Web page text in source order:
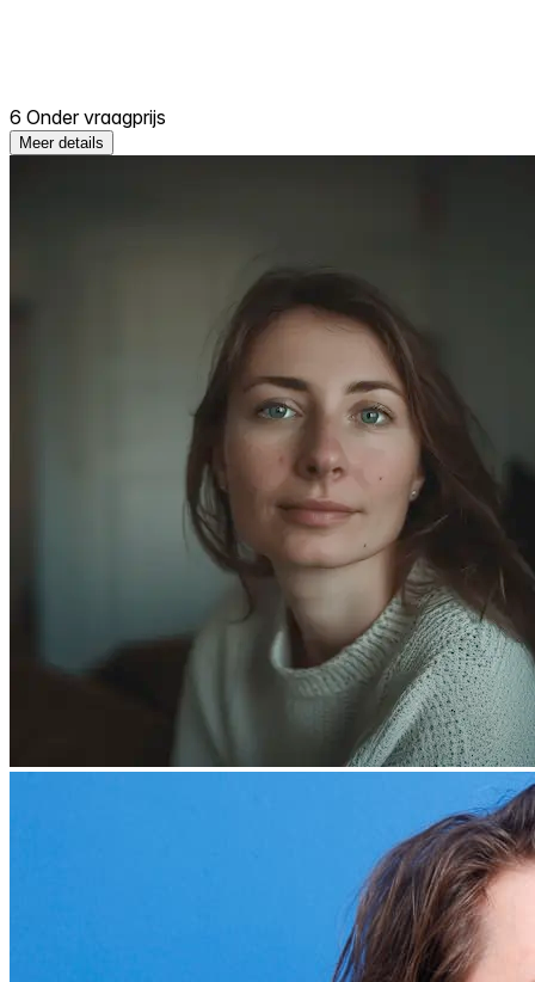
6 Onder vraagprijs
Meer details